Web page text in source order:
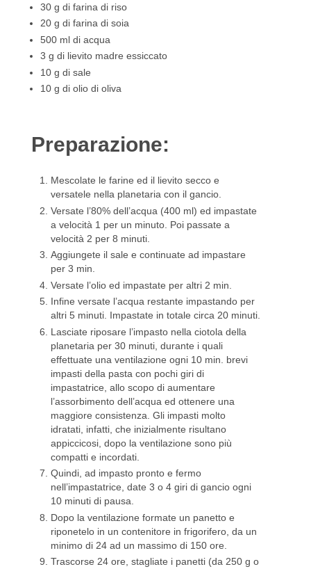
30 g di farina di riso
20 g di farina di soia
500 ml di acqua
3 g di lievito madre essiccato
10 g di sale
10 g di olio di oliva
Preparazione:
Mescolate le farine ed il lievito secco e
versatele nella planetaria con il gancio.
Versate l’80% dell’acqua (400 ml) ed impastate
a velocità 1 per un minuto. Poi passate a
velocità 2 per 8 minuti.
Aggiungete il sale e continuate ad impastare
per 3 min.
Versate l’olio ed impastate per altri 2 min.
Infine versate l’acqua restante impastando per
altri 5 minuti. Impastate in totale circa 20 minuti.
Lasciate riposare l’impasto nella ciotola della
planetaria per 30 minuti, durante i quali
effettuate una ventilazione ogni 10 min. brevi
impasti della pasta con pochi giri di
impastatrice, allo scopo di aumentare
l’assorbimento dell’acqua ed ottenere una
maggiore consistenza. Gli impasti molto
idratati, infatti, che inizialmente risultano
appiccicosi, dopo la ventilazione sono più
compatti e incordati.
Quindi, ad impasto pronto e fermo
nell’impastatrice, date 3 o 4 giri di gancio ogni
10 minuti di pausa.
Dopo la ventilazione formate un panetto e
riponetelo in un contenitore in frigorifero, da un
minimo di 24 ad un massimo di 150 ore.
Trascorse 24 ore, stagliate i panetti (da 250 g o